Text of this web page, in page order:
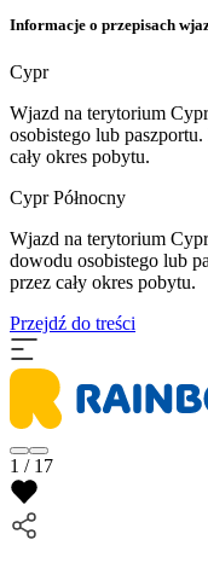
Informacje o przepisach
Cypr
Wjazd na terytorium
osobistego lub
cały okres pobytu.
Cypr Północny
Wjazd na terytorium
dowodu osobistego lub
przez cały okres pobytu.
Przejdź do treści
1 / 17